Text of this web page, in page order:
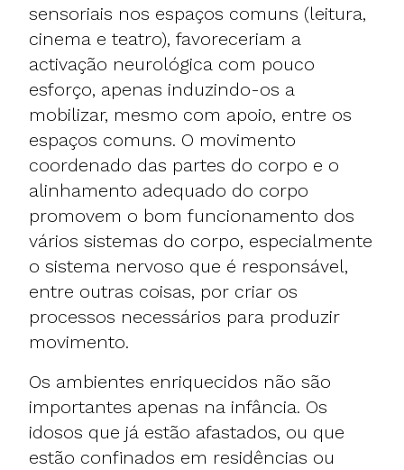
sensoriais nos espaços comuns (leitura,
cinema e teatro), favoreceriam a
activação neurológica com pouco
esforço, apenas induzindo-os a
mobilizar, mesmo com apoio, entre os
espaços comuns. O movimento
coordenado das partes do corpo e o
alinhamento adequado do corpo
promovem o bom funcionamento dos
vários sistemas do corpo, especialmente
o sistema nervoso que é responsável,
entre outras coisas, por criar os
processos necessários para produzir
movimento.
Os ambientes enriquecidos não são
importantes apenas na infância. Os
idosos que já estão afastados, ou que
estão confinados em residências ou